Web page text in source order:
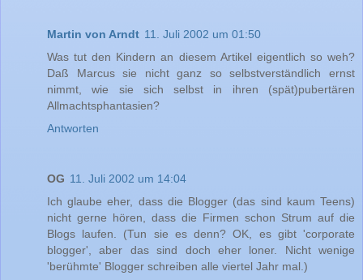
Martin von Arndt 11. Juli 2002 um 01:50
Was tut den Kindern an diesem Artikel eigentlich so weh?
Daß Marcus sie nicht ganz so selbstverständlich ernst
nimmt, wie sie sich selbst in ihren (spät)pubertären
Allmachtsphantasien?
Antworten
OG 11. Juli 2002 um 14:04
Ich glaube eher, dass die Blogger (das sind kaum Teens)
nicht gerne hören, dass die Firmen schon Strum auf die
Blogs laufen. (Tun sie es denn? OK, es gibt 'corporate
blogger', aber das sind doch eher loner. Nicht wenige
'berühmte' Blogger schreiben alle viertel Jahr mal.)